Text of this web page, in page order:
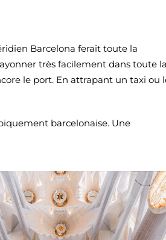
Barcelona ferait toute la
très facilement dans toute
le port. En attrapant un taxi ou
barcelonaise. Une